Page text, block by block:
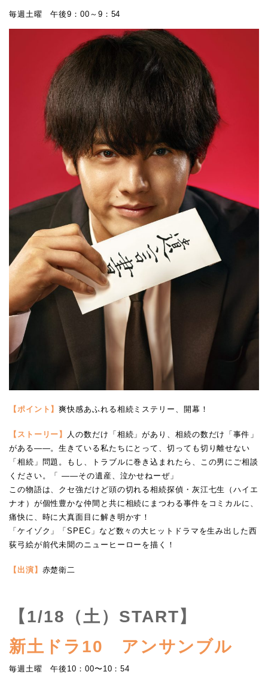
毎週土曜 午後9：00～9：54
【ポイント】爽快感あふれる相続ミステリー、開幕！
【ストーリー】
人の数だけ「相続」があり、相続の数だけ「事件」
がある――。生きている私たちにとって、切っても切り離せない
「相続」問題。もし、トラブルに巻き込まれたら、この男にご相談
ください。「 ――その遺産、泣かせねーぜ」
この物語は、クセ強だけど頭の切れる相続探偵・灰江七生（ハイエ
ナオ）が個性豊かな仲間と共に相続にまつわる事件をコミカルに、
痛快に、時に大真面目に解き明かす！
「ケイゾク」「SPEC」など数々の大ヒットドラマを生み出した西
荻弓絵が前代未聞のニューヒーローを描く！
【出演】 赤楚衛二
【1/18（土）START】
新土ドラ10 アンサンブル
毎週土曜 午後10：00〜10：54